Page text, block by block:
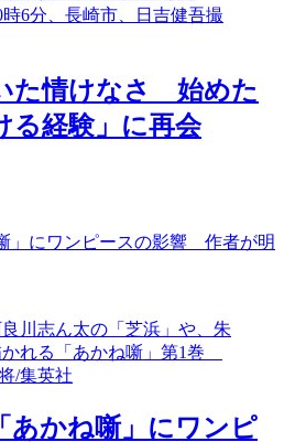
た情けなさ 始めた
る経験」に再会
」にワンピースの影響 作者が明
あかね噺」にワンピ